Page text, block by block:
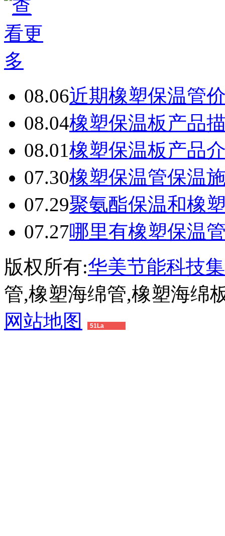
08.06近期橡塑保温管
08.04橡塑保温板产品
08.01橡塑保温板产品
07.30橡塑保温管保温
07.29聚氨酯保温和橡
07.27哪里有橡塑保温
版权所有:华美节能科技
管,橡塑海绵管,橡塑海绵
网站地图
51La